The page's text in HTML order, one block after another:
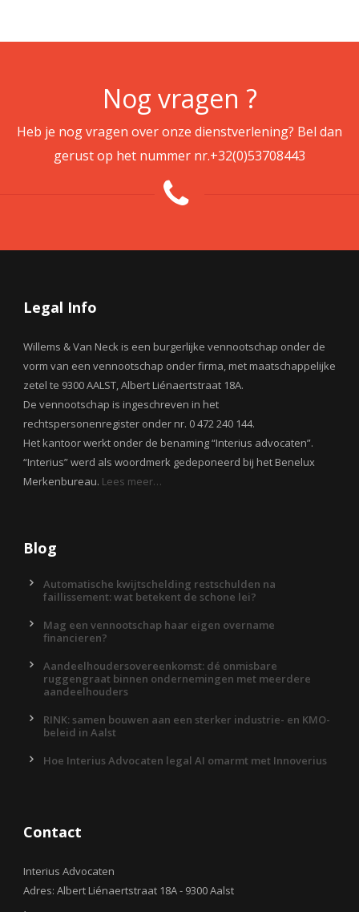
Nog vragen ?
Heb je nog vragen over onze dienstverlening? Bel dan
gerust op het nummer nr.+32(0)53708443
Legal Info
Willems & Van Neck is een burgerlijke vennootschap onder de
vorm van een vennootschap onder firma, met maatschappelijke
zetel te 9300 AALST, Albert Liénaertstraat 18A.
De vennootschap is ingeschreven in het
rechtspersonenregister onder nr. 0 472 240 144.
Het kantoor werkt onder de benaming “Interius advocaten”.
“Interius” werd als woordmerk gedeponeerd bij het Benelux
Merkenbureau. Lees meer…
Blog
Automatische kwijtschelding restschulden na
faillissement: wat betekent de schone lei?
Mag een vennootschap haar eigen overname
financieren?
Aandeelhoudersovereenkomst: dé onmisbare
ruggengraat binnen ondernemingen met meerdere
aandeelhouders
RINK: samen bouwen aan een sterker industrie- en KMO-
beleid in Aalst
Hoe Interius Advocaten legal AI omarmt met Innoverius
Contact
Interius Advocaten
Adres: Albert Liénaertstraat 18A - 9300 Aalst